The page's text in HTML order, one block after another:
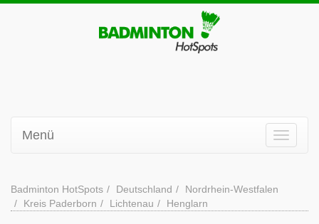
Menü
Badminton HotSpots Deutschland
Nordrhein-Westfalen
Kreis Paderborn
Lichtenau Henglarn